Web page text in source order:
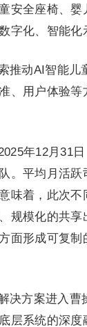
安全座椅、
字化、智能化
推动AI智能
、用户体验
年12月31
。平均月活
味着，此次
规模化的共
面形成可复
决方案进入
层系统的深